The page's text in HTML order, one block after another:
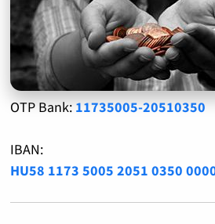
OTP Bank: 11735005-20510350
IBAN:
HU58 1173 5005 2051 0350